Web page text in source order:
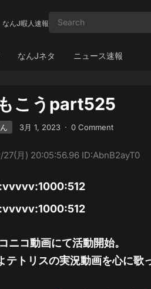
なんJ暇人速報
なんJネタ ニュース速報
こうpart525
3月 1, 2023 · 0 Comment
月) 20:05:56.96 ID:AbnB2ayT0
コ動画にて活動開始。
テトリスの実況動画を心に